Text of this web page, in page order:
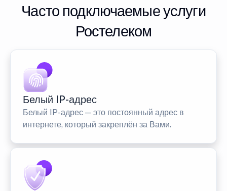
Часто подключаемые услуги
Ростелеком
Белый IP-адрес
Белый IP-адрес — это постоянный адрес в
интернете, который закреплён за Вами.